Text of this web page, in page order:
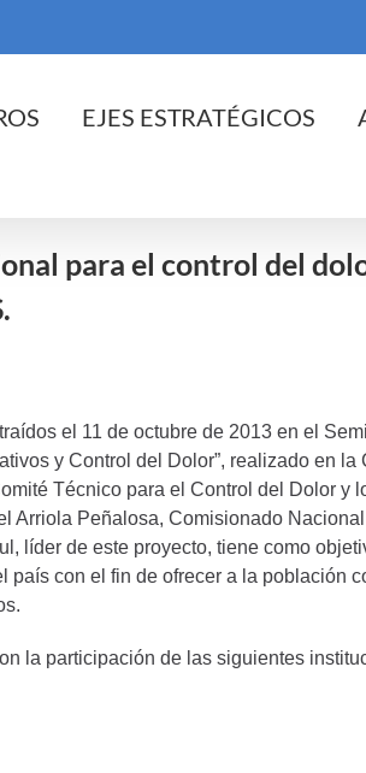
EJES ESTRATÉGICOS
para el control del
el 11 de octubre de 2013 en el
y Control del Dolor”, realizado en la
Técnico para el Control del Dolor y
Arriola Peñalosa, Comisionado
líder de este proyecto, tiene como
con el fin de ofrecer a la población
la participación de las siguientes